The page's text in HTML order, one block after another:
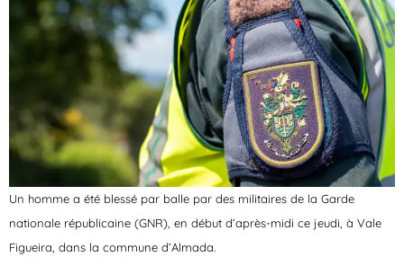
Un homme a été blessé par balle par des militaires de la Garde
nationale républicaine (GNR), en début d’après-midi ce jeudi, à Vale
Figueira, dans la commune d’Almada.